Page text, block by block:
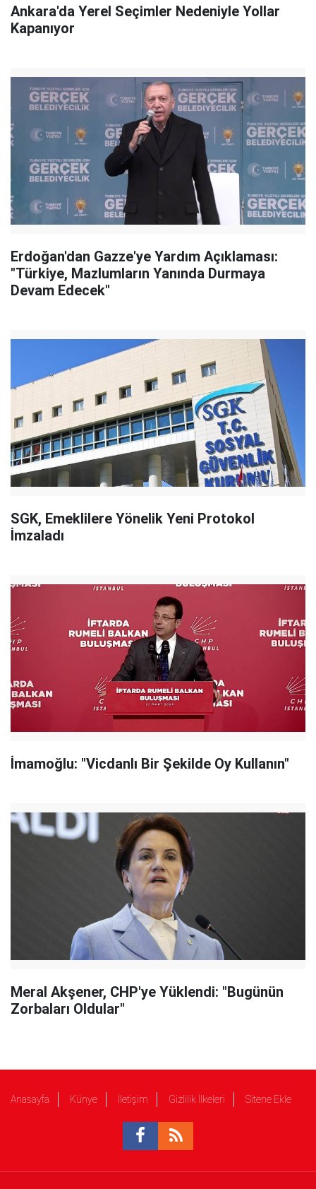
Ankara'da Yerel Seçimler Nedeniyle Yollar
Kapanıyor
Erdoğan'dan Gazze'ye Yardım Açıklaması:
"Türkiye, Mazlumların Yanında Durmaya
Devam Edecek"
SGK, Emeklilere Yönelik Yeni Protokol
İmzaladı
İmamoğlu: "Vicdanlı Bir Şekilde Oy Kullanın"
Meral Akşener, CHP'ye Yüklendi: "Bugünün
Zorbaları Oldular"
Anasayfa Künye İletişim Gizlilik İlkeleri Sitene Ekle